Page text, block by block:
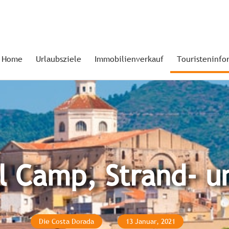
Home Urlaubsziele Immobilienverkauf
Camp, Strand-
Die Costa Dorada 13 Januar, 2021